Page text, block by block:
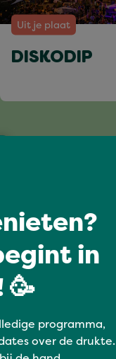
Uit je plaat
DISKODIP
in
🥳
programma,
over de drukte.